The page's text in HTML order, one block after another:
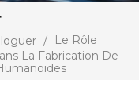
/
Le Rôle
La Fabrication De